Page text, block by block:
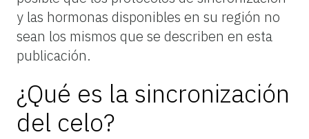
y las hormonas disponibles en su región no
sean los mismos que se describen en esta
publicación.
¿Qué es la sincronización
del celo?